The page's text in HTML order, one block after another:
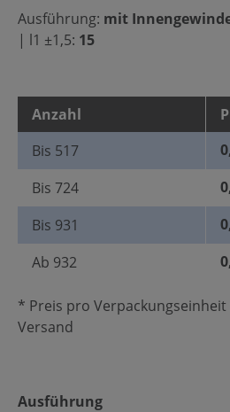
Ausführung: mit
| l1 ±1,5: 15
Anzahl
Bis 517
Bis 724
Bis 931
Ab 932
* Preis pro Verpackungseinheit
Versand
Ausführungauswählen